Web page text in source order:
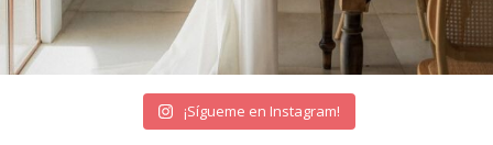
¡Sígueme en Instagram!